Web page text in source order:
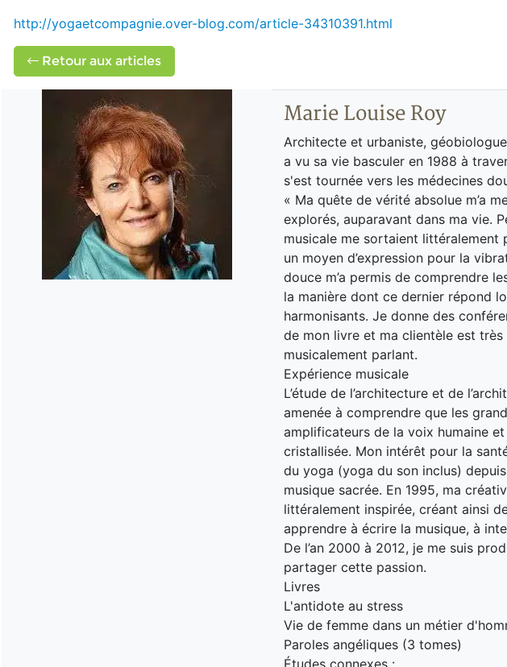
http://yogaetcompagnie.over-blog.com/article-34310391.html
Retour aux articles
Marie Louise Roy
Architecte et urbaniste,
a vu sa vie basculer en 1988 à
s'est tournée vers les médecines
« Ma quête de vérité absolue m’a
explorés, auparavant dans ma vie.
musicale me sortaient littéralement
un moyen d’expression pour la
douce m’a permis de comprendre
la manière dont ce dernier répond
harmonisants. Je donne des
de mon livre et ma clientèle est
musicalement parlant.
Expérience musicale
L’étude de l’architecture et de
amenée à comprendre que les
amplificateurs de la voix humaine
cristallisée. Mon intérêt pour la
du yoga (yoga du son inclus)
musique sacrée. En 1995, ma
littéralement inspirée, créant ainsi
apprendre à écrire la musique, à
De l’an 2000 à 2012, je me suis
partager cette passion.
Livres
L'antidote au stress
Vie de femme dans un métier
Paroles angéliques (3 tomes)
Études connexes :